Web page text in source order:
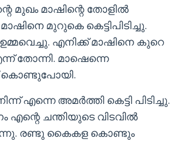
മുഖം മാഷിന്റെ തോളിൽ
മുറുകെ കെട്ടിപിടിച്ചു.
എനിക്ക് മാഷിനെ കുറെ
തോന്നി. മാഷെന്നെ
കൊണ്ടുപോയി.
എന്നെ അമർത്തി കെട്ടി പിടിച്ചു.
എന്റെ ചന്തിയുടെ വിടവിൽ
രണ്ടു കൈകള കൊണ്ടും